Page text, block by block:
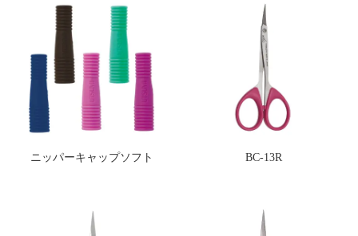
ニッパーキャップソフト BC-13R